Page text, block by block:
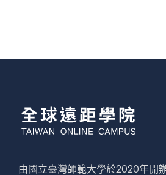
由國立臺灣師範大學於2020年開